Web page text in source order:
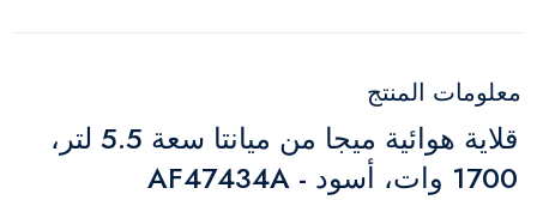
معلومات المنتج
قلاية هوائية ميجا من ميانتا سعة 5.5 لتر،
1700 وات، أسود - AF47434A